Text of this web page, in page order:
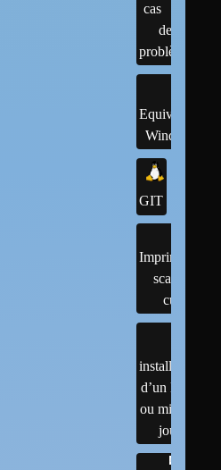
cas
de
problème
Equivalents
Windows
GIT
Imprimantes,
scanner,
cups
installation
d’un linux
ou mises à
jour